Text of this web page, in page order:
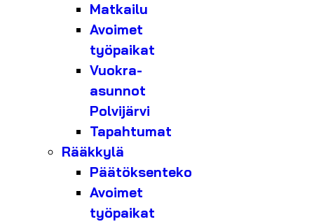
Matkailu
Avoimet
työpaikat
Vuokra-
asunnot
Polvijärvi
Tapahtumat
Rääkkylä
Päätöksenteko
Avoimet
työpaikat